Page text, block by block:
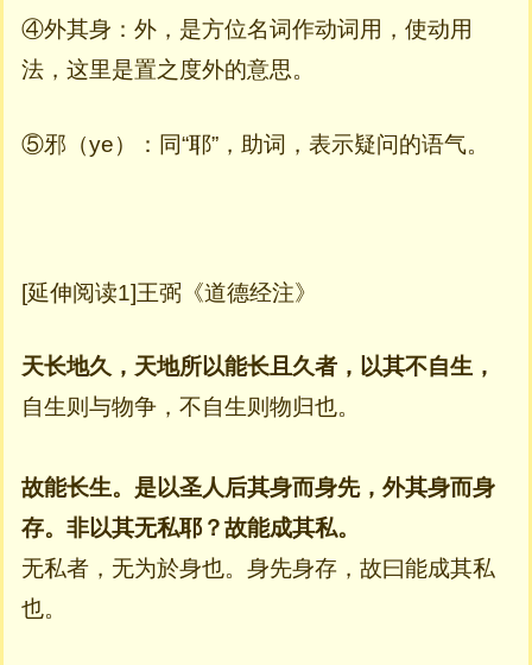
④外其身：外，是方位名词作动词用，使动用
法，这里是置之度外的意思。
⑤邪（ye）：同“耶”，助词，表示疑问的语气。
[延伸阅读1]王弼《道德经注》
天长地久，天地所以能长且久者，以其不自生，
自生则与物争，不自生则物归也。
故能长生。是以圣人后其身而身先，外其身而身
存。非以其无私耶？故能成其私。
无私者，无为於身也。身先身存，故曰能成其私
也。